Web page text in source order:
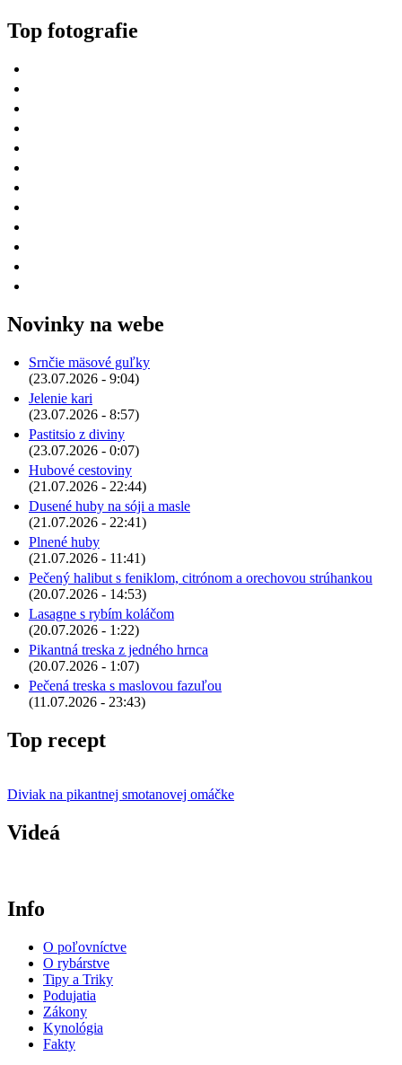
Top fotografie
Novinky na webe
Srnčie mäsové guľky
(23.07.2026 - 9:04)
Jelenie kari
(23.07.2026 - 8:57)
Pastitsio z diviny
(23.07.2026 - 0:07)
Hubové cestoviny
(21.07.2026 - 22:44)
Dusené huby na sóji a masle
(21.07.2026 - 22:41)
Plnené huby
(21.07.2026 - 11:41)
Pečený halibut s feniklom, citrónom a orechovou strúhankou
(20.07.2026 - 14:53)
Lasagne s rybím koláčom
(20.07.2026 - 1:22)
Pikantná treska z jedného hrnca
(20.07.2026 - 1:07)
Pečená treska s maslovou fazuľou
(11.07.2026 - 23:43)
Top recept
Diviak na pikantnej smotanovej omáčke
Videá
Info
O poľovníctve
O rybárstve
Tipy a Triky
Podujatia
Zákony
Kynológia
Fakty